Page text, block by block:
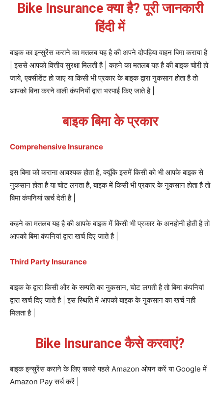
Bike Insurance क्या है? पूरी जानकारी
हिंदी में
बाइक का इन्सुरेंस कराने का मतलब यह है की अपने दोपहिया वाहन बिमा कराया है
| इससे आपको वित्तीय सुरक्षा मिलती है | कहने का मतलब यह है की बाइक चोरी हो
जाये, एक्सीडेंट हो जाए या किसी भी प्रकार के बाइक द्वारा नुकसान होता है तो
आपको बिना करने वाली कंपनियों द्वारा भरपाई किए जाते है |
बाइक बिमा के प्रकार
Comprehensive Insurance
इस बिमा को कराना आवश्यक होता है, क्यूंकि इसमें किसी को भी आपके बाइक से
नुकसान होता है या चोट लगता है, बाइक में किसी भी प्रकार के नुकसान होता है तो
बिमा कंपनियां खर्च देती है |
कहने का मतलब यह है की आपके बाइक में किसी भी प्रकार के अनहोनी होती है तो
आपको बिमा कंपनियां द्वारा खर्च दिए जाते है |
Third Party Insurance
बाइक के द्वारा किसी और के सम्पति का नुकसान, चोट लगती है तो बिमा कंपनियां
द्वारा खर्च दिए जाते है | इस स्थिति में आपको बाइक के नुकसान का खर्च नही
मिलता है |
Bike Insurance कैसे करवाएं?
बाइक इन्सुरेंस कराने के लिए सबसे पहले Amazon ओपन करें या Google में
Amazon Pay सर्च करें |